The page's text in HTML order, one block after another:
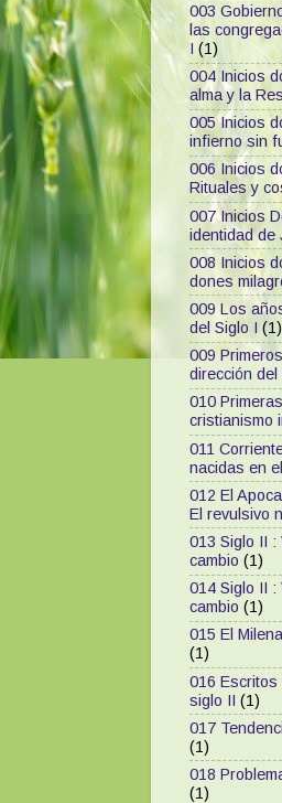
003
las
I (1)
004 Inicios
alma y la
005 Inicios
infierno sin
006 Inicios
Rituales y
007 Inicios
identidad de
008 Inicios
dones
009 Los
del Siglo I (1)
009
dirección
010
cristianismo
011
nacidas en
012 El
El revulsivo
013 Siglo II
cambio (1)
014 Siglo II
cambio (1)
015 El
(1)
016 Escritos
siglo II (1)
017
(1)
018
(1)